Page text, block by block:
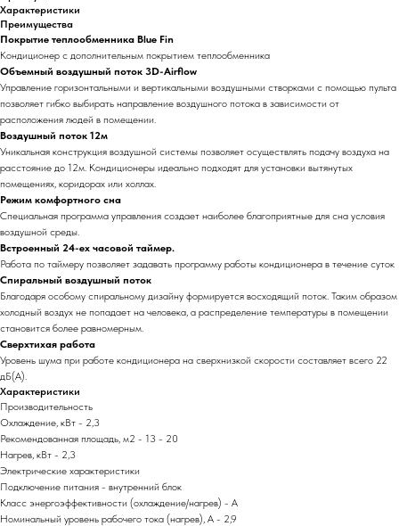
Характеристики
Преимущества
Покрытие теплообменника Blue Fin
Кондиционер с дополнительным покрытием теплообменника
Объемный воздушный поток 3D-Airflow
Управление горизонтальными и вертикальными воздушными створками с помощью пульта
позволяет гибко выбирать направление воздушного потока в зависимости от
расположения людей в помещении.
Воздушный поток 12м
Уникальная конструкция воздушной системы позволяет осуществлять подачу воздуха на
расстояние до 12м. Кондиционеры идеально подходят для установки вытянутых
помещениях, коридорах или холлах.
Режим комфортного сна
Специальная программа управления создает наиболее благоприятные для сна условия
воздушной среды.
Встроенный 24-ех часовой таймер.
Работа по таймеру позволяет задавать программу работы кондиционера в течение суток
Спиральный воздушный поток
Благодаря особому спиральному дизайну формируется восходящий поток. Таким образом
холодный воздух не попадает на человека, а распределение температуры в помещении
становится более равномерным.
Сверхтихая работа
Уровень шума при работе кондиционера на сверхнизкой скорости составляет всего 22
дБ(А).
Характеристики
Производительность
Охлаждение, кВт - 2,3
Рекомендованная площадь, м2 - 13 - 20
Нагрев, кВт - 2,3
Электрические характеристики
Подключение питания - внутренний блок
Класс энергоэффективности (охлаждение/нагрев) - A
Номинальный уровень рабочего тока (нагрев), А - 2,9